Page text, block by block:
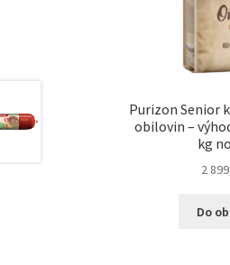
Purizon Senior
obilovin –
kg
2
Do